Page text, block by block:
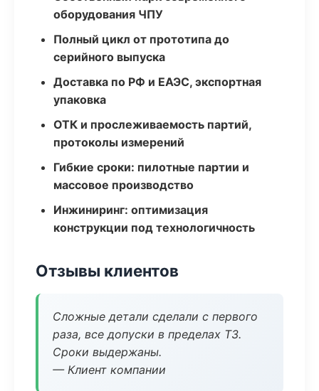
оборудования ЧПУ
Полный цикл от прототипа до
серийного выпуска
Доставка по РФ и ЕАЭС, экспортная
упаковка
ОТК и прослеживаемость партий,
протоколы измерений
Гибкие сроки: пилотные партии и
массовое производство
Инжиниринг: оптимизация
конструкции под технологичность
Отзывы клиентов
Сложные детали сделали с первого
раза, все допуски в пределах ТЗ.
Сроки выдержаны.
— Клиент компании